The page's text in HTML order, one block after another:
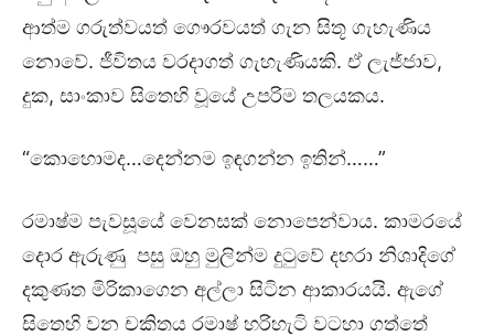
ආත්ම ගරුත්වයත් ගෞරවයත් ගැන සිතූ ගැහැණිය
නොවේ. ජීවිතය වරදාගත් ගැහැණියකි. ඒ ලැජ්ජාව,
දුක, සාංකාව සිතෙහි වූයේ උපරිම තලයකය.
“කොහොමද…දෙන්නම ඉඳගන්න ඉතින්……”
රමාෂ්ම පැවසූයේ වෙනසක් නොපෙන්වාය. කාමරයේ
දොර ඇරුණු පසු ඔහු මුලින්ම දුටුවේ දහරා නිශාදිගේ
දකුණත මිරිකාගෙන අල්ලා සිටින ආකාරයයි. ඇගේ
සිතෙහි වන චකිතය රමාෂ් හරිහැටි වටහා ගත්තේ